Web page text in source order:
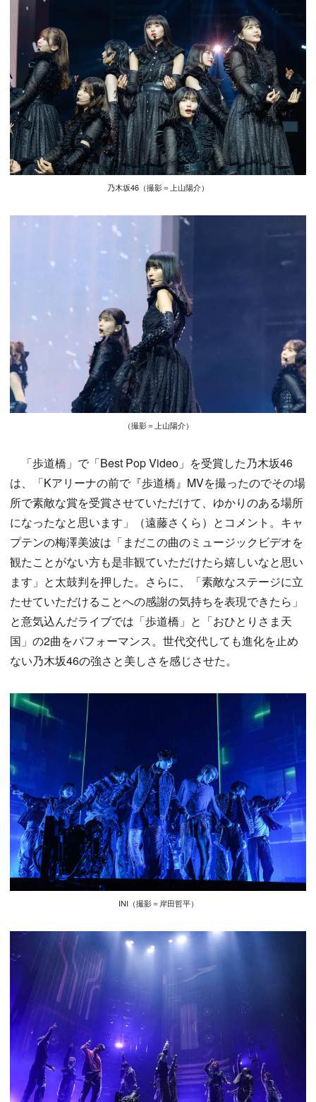
乃木坂46（撮影＝上山陽介）
（撮影＝上山陽介）
「歩道橋」で「Best Pop Video」を受賞した乃木坂46
は、「Kアリーナの前で『歩道橋』MVを撮ったのでその場
所で素敵な賞を受賞させていただけて、ゆかりのある場所
になったなと思います」（遠藤さくら）とコメント。キャ
プテンの梅澤美波は「まだこの曲のミュージックビデオを
観たことがない方も是非観ていただけたら嬉しいなと思い
ます」と太鼓判を押した。さらに、「素敵なステージに立
たせていただけることへの感謝の気持ちを表現できたら」
と意気込んだライブでは「歩道橋」と「おひとりさま天
国」の2曲をパフォーマンス。世代交代しても進化を止め
ない乃木坂46の強さと美しさを感じさせた。
INI（撮影＝岸田哲平）